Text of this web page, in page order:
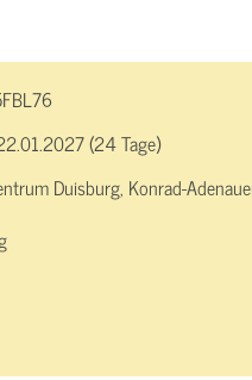
(24 Tage)
Duisburg, Konrad-